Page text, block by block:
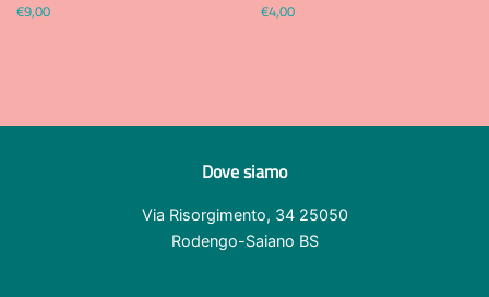
Prezzo
€9,00
Prezzo
€4,00
Dove siamo
Via Risorgimento, 34 25050
Rodengo-Saiano BS